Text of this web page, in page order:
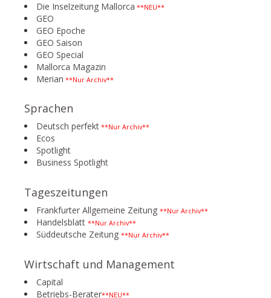
Die Inselzeitung Mallorca **NEU**
GEO
GEO Epoche
GEO Saison
GEO Special
Mallorca Magazin
Merian **Nur Archiv**
Sprachen
Deutsch perfekt **Nur Archiv**
Ecos
Spotlight
Business Spotlight
Tageszeitungen
Frankfurter Allgemeine Zeitung **Nur Archiv**
Handelsblatt **Nur Archiv**
Süddeutsche Zeitung **Nur Archiv**
Wirtschaft und Management
Capital
Betriebs-Berater**NEU**